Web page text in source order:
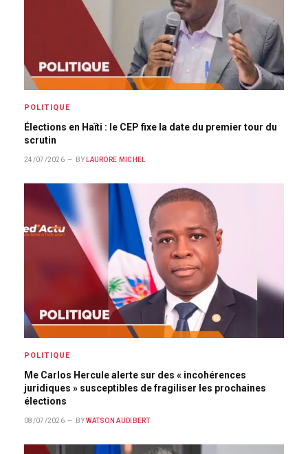
POLITIQUE
Élections en Haïti : le CEP fixe la date du premier tour du
scrutin
24/07/2026 BY LAURORE MICHEL
POLITIQUE
Me Carlos Hercule alerte sur des « incohérences
juridiques » susceptibles de fragiliser les prochaines
élections
08/07/2026 BY WATSON AUDIBERT